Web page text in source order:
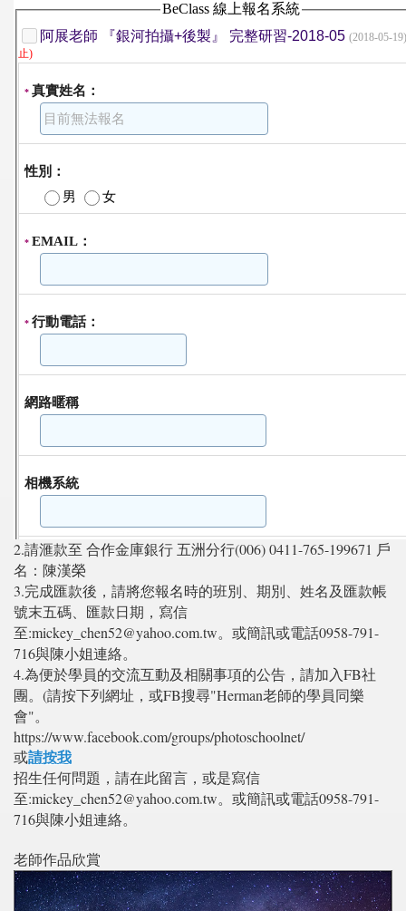
2.請滙款至 合作金庫銀行 五洲分行(006) 0411-765-199671 戶
名：陳漢榮
3.完成匯款後，請將您報名時的班別、期別、姓名及匯款帳
號末五碼、匯款日期，寫信
至:mickey_chen52@yahoo.com.tw。或簡訊或電話0958-791-
716與陳小姐連絡。
4.為便於學員的交流互動及相關事項的公告，請加入FB社
團。(請按下列網址，或FB搜尋"Herman老師的學員同樂
會"。
https://www.facebook.com/groups/photoschoolnet/
或請按我
招生任何問題，請在此留言，或是寫信
至:mickey_chen52@yahoo.com.tw。或簡訊或電話0958-791-
716與陳小姐連絡。
老師作品欣賞